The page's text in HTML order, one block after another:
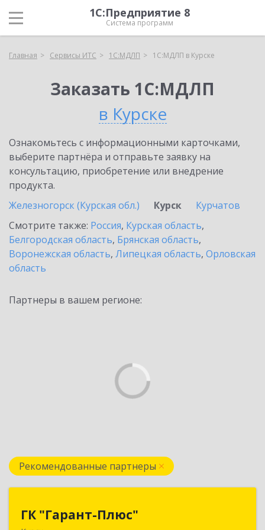
1С:Предприятие 8
Система программ
Главная Сервисы ИТС 1С:МДЛП 1С:МДЛП в Курске
Заказать 1С:МДЛП
в Курске
Ознакомьтесь с информационными карточками,
выберите партнёра и отправьте заявку на
консультацию, приобретение или внедрение
продукта.
Железногорск (Курская обл.)
Курск
Курчатов
Смотрите также: Россия, Курская область,
Белгородская область, Брянская область,
Воронежская область, Липецкая область, Орловская
область
Партнеры в вашем регионе:
Рекомендованные партнеры
ГК "Гарант-Плюс"